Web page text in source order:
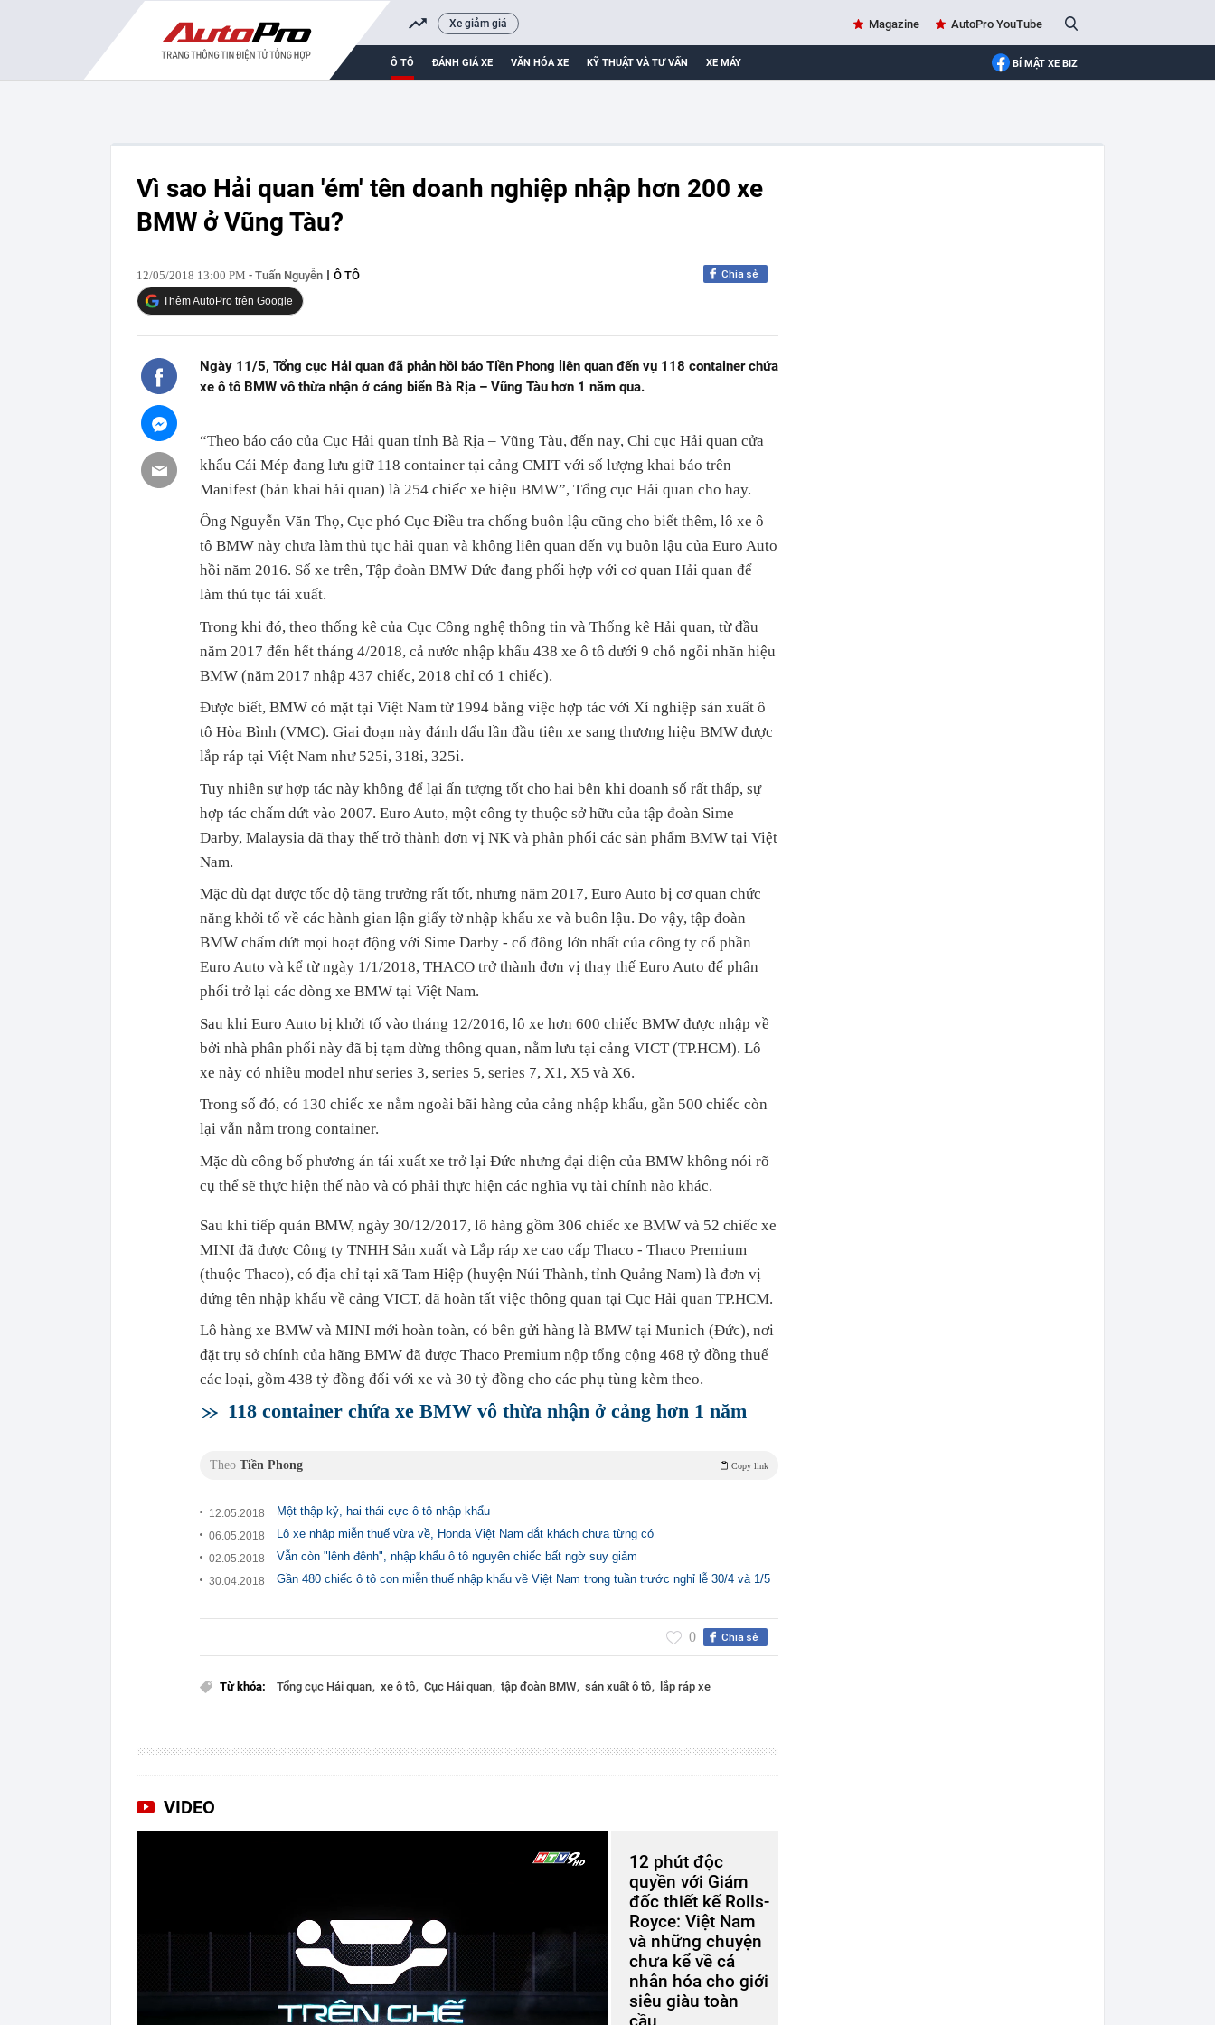
Xe giảm giá Magazine AutoPro YouTube
Ô TÔ ĐÁNH GIÁ XE VĂN HÓA XE KỸ THUẬT VÀ TƯ VẤN XE MÁY BÍ MẬT XE BIZ
Vì sao Hải quan 'ém' tên doanh nghiệp nhập hơn 200 xe
BMW ở Vũng Tàu?
12/05/2018 13:00 PM - Tuấn Nguyễn Ô TÔ Chia sẻ
Thêm AutoPro trên Google
Ngày 11/5, Tổng cục Hải quan đã phản hồi báo Tiền Phong liên quan đến vụ 118 container chứa
xe ô tô BMW vô thừa nhận ở cảng biển Bà Rịa – Vũng Tàu hơn 1 năm qua.
“Theo báo cáo của Cục Hải quan tỉnh Bà Rịa – Vũng Tàu, đến nay, Chi cục Hải quan cửa
khẩu Cái Mép đang lưu giữ 118 container tại cảng CMIT với số lượng khai báo trên
Manifest (bản khai hải quan) là 254 chiếc xe hiệu BMW”, Tổng cục Hải quan cho hay.
Ông Nguyễn Văn Thọ, Cục phó Cục Điều tra chống buôn lậu cũng cho biết thêm, lô xe ô
tô BMW này chưa làm thủ tục hải quan và không liên quan đến vụ buôn lậu của Euro Auto
hồi năm 2016. Số xe trên, Tập đoàn BMW Đức đang phối hợp với cơ quan Hải quan để
làm thủ tục tái xuất.
Trong khi đó, theo thống kê của Cục Công nghệ thông tin và Thống kê Hải quan, từ đầu
năm 2017 đến hết tháng 4/2018, cả nước nhập khẩu 438 xe ô tô dưới 9 chỗ ngồi nhãn hiệu
BMW (năm 2017 nhập 437 chiếc, 2018 chỉ có 1 chiếc).
Được biết, BMW có mặt tại Việt Nam từ 1994 bằng việc hợp tác với Xí nghiệp sản xuất ô
tô Hòa Bình (VMC). Giai đoạn này đánh dấu lần đầu tiên xe sang thương hiệu BMW được
lắp ráp tại Việt Nam như 525i, 318i, 325i.
Tuy nhiên sự hợp tác này không để lại ấn tượng tốt cho hai bên khi doanh số rất thấp, sự
hợp tác chấm dứt vào 2007. Euro Auto, một công ty thuộc sở hữu của tập đoàn Sime
Darby, Malaysia đã thay thế trở thành đơn vị NK và phân phối các sản phẩm BMW tại Việt
Nam.
Mặc dù đạt được tốc độ tăng trưởng rất tốt, nhưng năm 2017, Euro Auto bị cơ quan chức
năng khởi tố về các hành gian lận giấy tờ nhập khẩu xe và buôn lậu. Do vậy, tập đoàn
BMW chấm dứt mọi hoạt động với Sime Darby - cổ đông lớn nhất của công ty cổ phần
Euro Auto và kể từ ngày 1/1/2018, THACO trở thành đơn vị thay thế Euro Auto để phân
phối trở lại các dòng xe BMW tại Việt Nam.
Sau khi Euro Auto bị khởi tố vào tháng 12/2016, lô xe hơn 600 chiếc BMW được nhập về
bởi nhà phân phối này đã bị tạm dừng thông quan, nằm lưu tại cảng VICT (TP.HCM). Lô
xe này có nhiều model như series 3, series 5, series 7, X1, X5 và X6.
Trong số đó, có 130 chiếc xe nằm ngoài bãi hàng của cảng nhập khẩu, gần 500 chiếc còn
lại vẫn nằm trong container.
Mặc dù công bố phương án tái xuất xe trở lại Đức nhưng đại diện của BMW không nói rõ
cụ thể sẽ thực hiện thế nào và có phải thực hiện các nghĩa vụ tài chính nào khác.
Sau khi tiếp quản BMW, ngày 30/12/2017, lô hàng gồm 306 chiếc xe BMW và 52 chiếc xe
MINI đã được Công ty TNHH Sản xuất và Lắp ráp xe cao cấp Thaco - Thaco Premium
(thuộc Thaco), có địa chỉ tại xã Tam Hiệp (huyện Núi Thành, tỉnh Quảng Nam) là đơn vị
đứng tên nhập khẩu về cảng VICT, đã hoàn tất việc thông quan tại Cục Hải quan TP.HCM.
Lô hàng xe BMW và MINI mới hoàn toàn, có bên gửi hàng là BMW tại Munich (Đức), nơi
đặt trụ sở chính của hãng BMW đã được Thaco Premium nộp tổng cộng 468 tỷ đồng thuế
các loại, gồm 438 tỷ đồng đối với xe và 30 tỷ đồng cho các phụ tùng kèm theo.
118 container chứa xe BMW vô thừa nhận ở cảng hơn 1 năm
Theo Tiền Phong Copy link
12.05.2018 Một thập kỷ, hai thái cực ô tô nhập khẩu
06.05.2018 Lô xe nhập miễn thuế vừa về, Honda Việt Nam đắt khách chưa từng có
02.05.2018 Vẫn còn "lênh đênh", nhập khẩu ô tô nguyên chiếc bất ngờ suy giảm
30.04.2018 Gần 480 chiếc ô tô con miễn thuế nhập khẩu về Việt Nam trong tuần trước nghỉ lễ 30/4 và 1/5
Chia sẻ
0
Từ khóa: Tổng cục Hải quan xe ô tô Cục Hải quan tập đoàn BMW sản xuất ô tô lắp ráp xe
VIDEO
12 phút độc
quyền với Giám
đốc thiết kế Rolls-
Royce: Việt Nam
và những chuyện
chưa kể về cá
nhân hóa cho giới
siêu giàu toàn
cầu